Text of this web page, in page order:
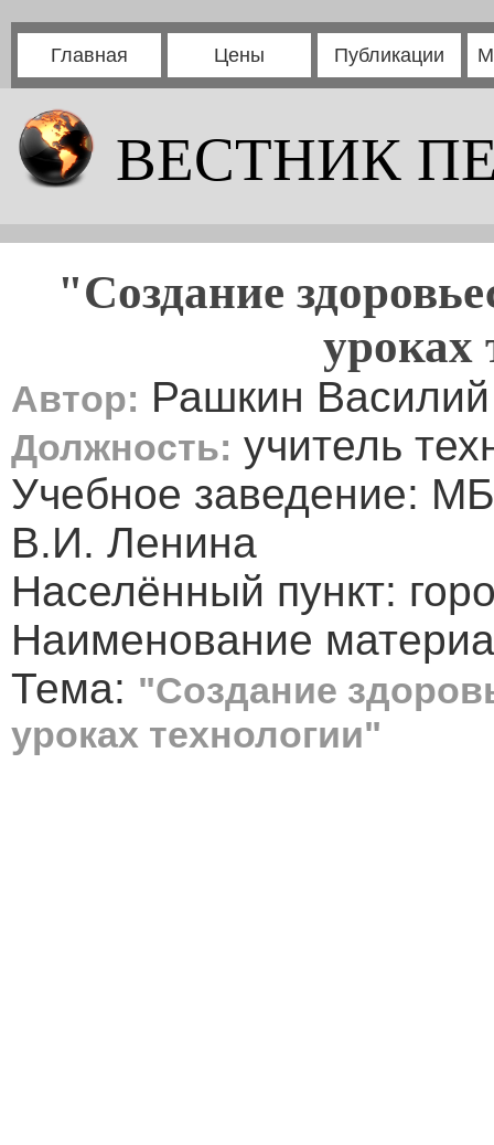
Главная Цены Публикации
ВЕСТНИК
"Создание
уроках
Автор: Рашкин
Должность: учитель
Учебное заведение:
В.И. Ленина
Населённый пункт:
Наименование
Тема: "Создание
уроках технологии"